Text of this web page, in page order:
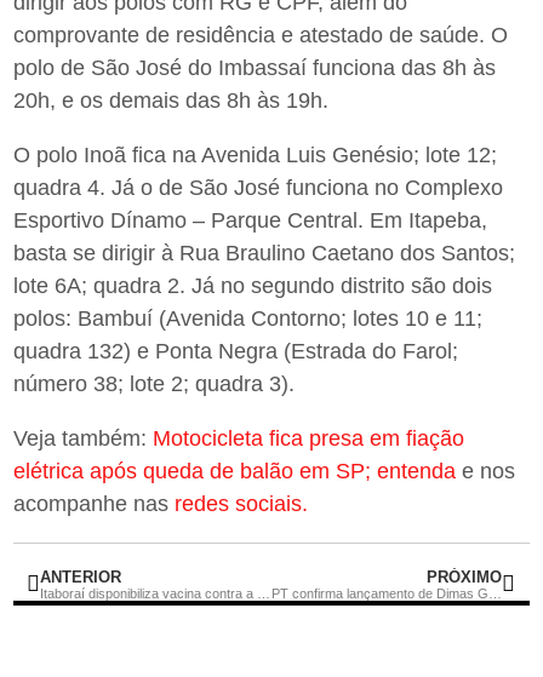
comprovante de residência e atestado de saúde. O
polo de São José do Imbassaí funciona das 8h às
20h, e os demais das 8h às 19h.
O polo Inoã fica na Avenida Luis Genésio; lote 12;
quadra 4. Já o de São José funciona no Complexo
Esportivo Dínamo – Parque Central. Em Itapeba,
basta se dirigir à Rua Braulino Caetano dos Santos;
lote 6A; quadra 2. Já no segundo distrito são dois
polos: Bambuí (Avenida Contorno; lotes 10 e 11;
quadra 132) e Ponta Negra (Estrada do Farol;
número 38; lote 2; quadra 3).
Veja também: Motocicleta fica presa em fiação
elétrica após queda de balão em SP; entenda e nos
acompanhe nas redes sociais.
ANTERIOR PRÓXIMO